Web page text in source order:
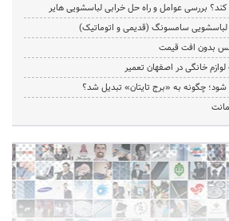
کند؟ بررسی عوامل و راه حل خرابی لباسشویی هایر
سامسونگ (قدیمی و اتوماتیک)
بدون افت قیمت
شود؛ چگونه به «برج تایتان» تبدیل شد؟